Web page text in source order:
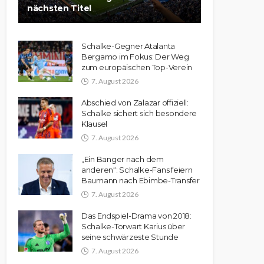
nächsten Titel
Schalke-Gegner Atalanta
Bergamo im Fokus: Der Weg
zum europäischen Top-Verein
7. August 2026
Abschied von Zalazar offiziell:
Schalke sichert sich besondere
Klausel
7. August 2026
„Ein Banger nach dem
anderen“: Schalke-Fans feiern
Baumann nach Ebimbe-Transfer
7. August 2026
Das Endspiel-Drama von 2018:
Schalke-Torwart Karius über
seine schwärzeste Stunde
7. August 2026